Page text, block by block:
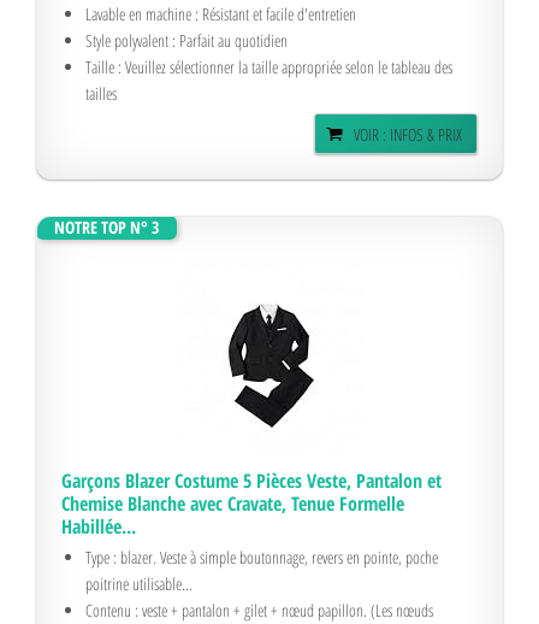
Lavable en machine : Résistant et facile d'entretien
Style polyvalent : Parfait au quotidien
Taille : Veuillez sélectionner la taille appropriée selon le tableau des
tailles
VOIR : INFOS & PRIX
NOTRE TOP N° 3
Garçons Blazer Costume 5 Pièces Veste, Pantalon et
Chemise Blanche avec Cravate, Tenue Formelle
Habillée...
Type : blazer. Veste à simple boutonnage, revers en pointe, poche
poitrine utilisable...
Contenu : veste + pantalon + gilet + nœud papillon. (Les nœuds